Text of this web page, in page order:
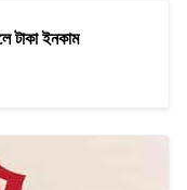
টাকা ইনকাম